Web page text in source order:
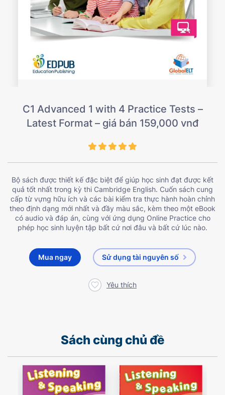
C1 Advanced 1 with 4 Practice Tests –
Latest Format – giá bán 159,000 vnđ
Bộ sách được thiết kế đặc biệt để giúp học sinh đạt được kết
quả tốt nhất trong kỳ thi Cambridge English. Cuốn sách cung
cấp từ vựng hữu ích và các bài kiểm tra thực hành hoàn chỉnh
theo định dạng mới nhất và đầy màu sắc, kèm theo một eBook
có audio và đáp án, cùng với ứng dụng Online Practice cho
phép học sinh luyện tập bất cứ nơi đâu và bất cứ lúc nào.
Mua ngay Sử dụng tài nguyên số
Yêu thích
Sách cùng chủ đề